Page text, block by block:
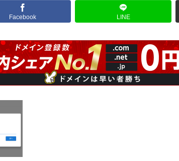
Facebook LINE